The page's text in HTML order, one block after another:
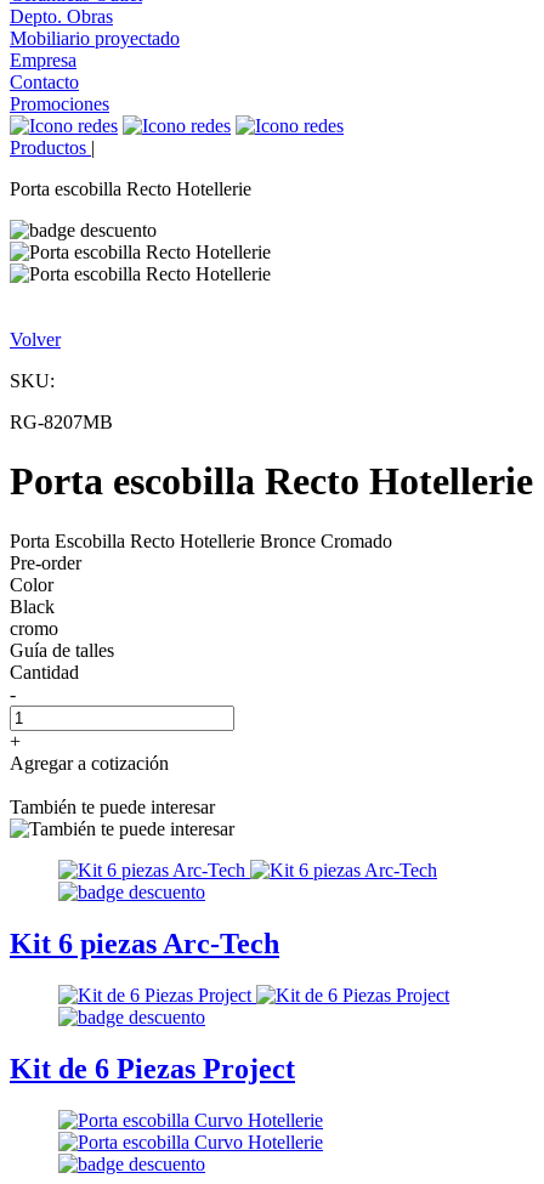
Depto. Obras
Mobiliario proyectado
Empresa
Contacto
Promociones
Productos |
Porta escobilla Recto Hotellerie
Volver
SKU:
RG-8207MB
Porta escobilla Recto Hotellerie
Porta Escobilla Recto Hotellerie Bronce Cromado
Pre-order
Color
Black
cromo
Guía de talles
Cantidad
-
+
Agregar a cotización
También te puede interesar
Kit 6 piezas Arc-Tech
Kit de 6 Piezas Project